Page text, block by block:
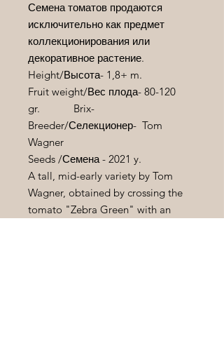
Семена томатов продаются
исключительно как предмет
коллекционирования или
декоративное растение.
Height/Высота- 1,8+ m.
Fruit weight/Вес плода- 80-120
gr. Brix-
Breeder/Селекционер- Tom
Wagner
Seeds /Семена - 2021 y.
A tall, mid-early variety by Tom
Wagner, obtained by crossing the
tomato "Zebra Green" with an